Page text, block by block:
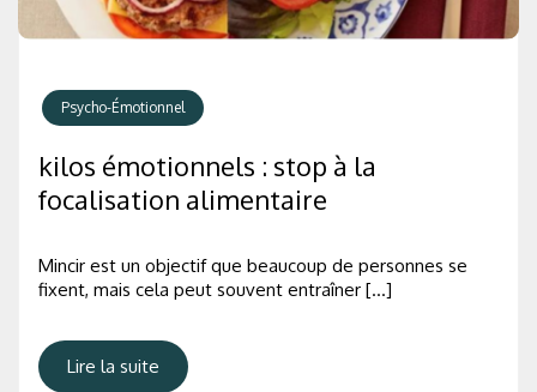
Psycho-Émotionnel
kilos émotionnels : stop à la
focalisation alimentaire
Mincir est un objectif que beaucoup de personnes se
fixent, mais cela peut souvent entraîner […]
Lire la suite